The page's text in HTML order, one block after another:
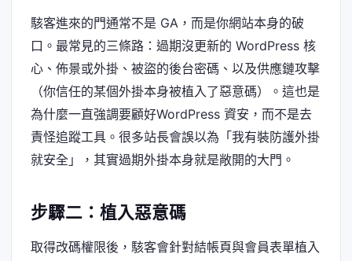
駭客進來的門通常不是 GA，而是你網站本身的破
口。最常見的三條路：過期沒更新的 WordPress 核
心、佈景或外掛、被盜的後台密碼、以及供應鏈攻擊
（你信任的某個外掛本身被植入了惡意碼）。這也是
為什麼一直強調要顧好WordPress 資安，而不是去
責怪追蹤工具。很多站長會誤以為「我有裝防護外掛
就安全」，其實過期外掛本身就是敞開的大門。
步驟二：植入惡意碼
取得改碼權限後，駭客會針對結帳頁與會員表單植入